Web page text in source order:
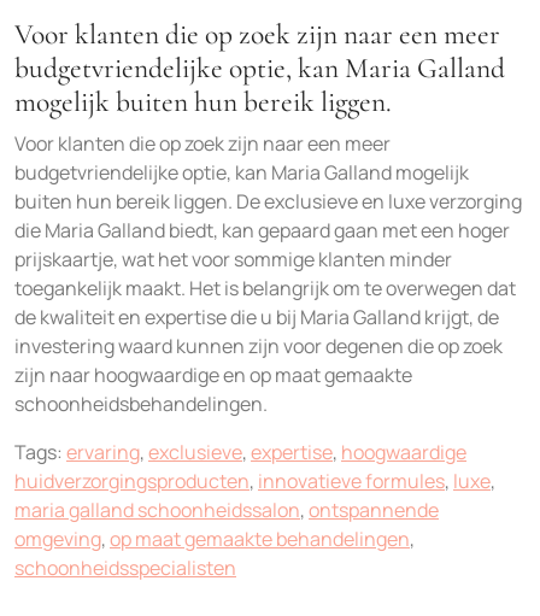
Voor klanten die op zoek zijn naar een meer
budgetvriendelijke optie, kan Maria Galland
mogelijk buiten hun bereik liggen.
Voor klanten die op zoek zijn naar een meer
budgetvriendelijke optie, kan Maria Galland mogelijk
buiten hun bereik liggen. De exclusieve en luxe verzorging
die Maria Galland biedt, kan gepaard gaan met een hoger
prijskaartje, wat het voor sommige klanten minder
toegankelijk maakt. Het is belangrijk om te overwegen dat
de kwaliteit en expertise die u bij Maria Galland krijgt, de
investering waard kunnen zijn voor degenen die op zoek
zijn naar hoogwaardige en op maat gemaakte
schoonheidsbehandelingen.
Tags: ervaring,exclusieve,expertise, hoogwaardige
huidverzorgingsproducten, innovatieve formules, luxe,
maria galland schoonheidssalon,ontspannende
omgeving,op maat gemaakte behandelingen,
schoonheidsspecialisten